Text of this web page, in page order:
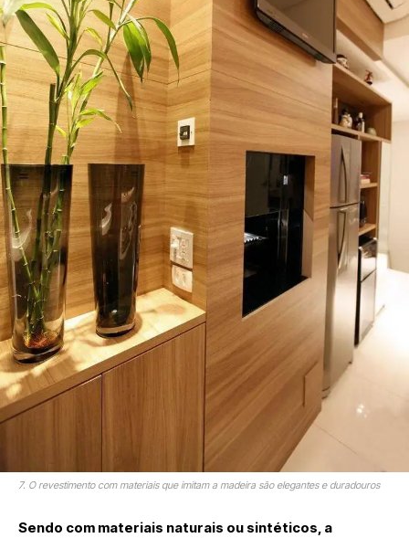
7. O revestimento com materiais que imitam a madeira são elegantes e duradouros
Sendo com materiais naturais ou sintéticos, a